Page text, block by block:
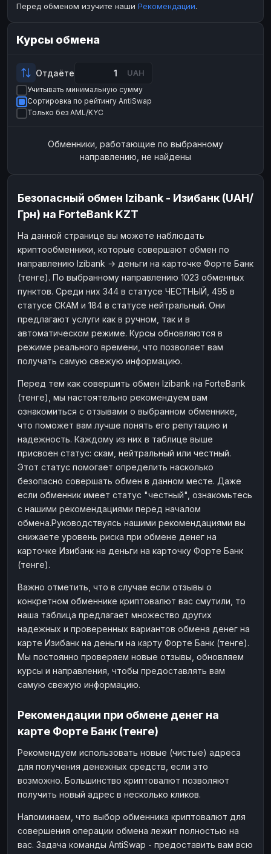
Payoneer USD
ЮMoney RUB
Payoneer
ЮMoney
БАЛАНСЫ КРИПТОБИРЖ
Binance
RUB СБЕР
ДЕНЕЖНЫЕ ПЕРЕВОДЫ
ЗК USD
USD
ЗК USD
НАЛИЧНЫЕ ДЕНЬГИ
Наличные RUB
Наличные USD
Наличные KZT
Наличные
Наличные
Наличные
Перед обменом изучите наши Рекомендации.
Курсы обмена
Отдаёте UAH
Учитывать минимальную сумму
Сортировка по рейтингу AntiSwap
Только без AML/KYC
Обменники, работающие по выбранному
направлению, не найдены
Безопасный обмен Izibank - Изибанк (UAH/
Грн) на ForteBank KZT
На данной странице вы можете наблюдать
криптообменники, которые совершают обмен по
направлению Izibank → деньги на карточке Форте Банк
(тенге). По выбранному направлению 1023 обменных
пунктов. Среди них 344 в статусе ЧЕСТНЫЙ, 495 в
статусе СКАМ и 184 в статусе нейтральный. Они
предлагают услуги как в ручном, так и в
автоматическом режиме. Курсы обновляются в
режиме реального времени, что позволяет вам
получать самую свежую информацию.
Перед тем как совершить обмен Izibank на ForteBank
(тенге), мы настоятельно рекомендуем вам
ознакомиться с отзывами о выбранном обменнике,
что поможет вам лучше понять его репутацию и
надежность. Каждому из них в таблице выше
присвоен статус: скам, нейтральный или честный.
Этот статус помогает определить насколько
безопасно совершать обмен в данном месте. Даже
если обменник имеет статус "честный", ознакомьтесь
с нашими рекомендациями перед началом
обмена.Руководствуясь нашими рекомендациями вы
снижаете уровень риска при обмене денег на
карточке Изибанк на деньги на карточку Форте Банк
(тенге).
Важно отметить, что в случае если отзывы о
конкретном обменнике криптовалют вас смутили, то
наша таблица предлагает множество других
надежных и проверенных вариантов обмена денег на
карте Изибанк на деньги на карту Форте Банк (тенге).
Мы постоянно проверяем новые отзывы, обновляем
курсы и направления, чтобы предоставлять вам
самую свежую информацию.
Рекомендации при обмене денег на
карте Форте Банк (тенге)
Рекомендуем использовать новые (чистые) адреса
для получения денежных средств, если это
возможно. Большинство криптовалют позволяют
получить новый адрес в несколько кликов.
Напоминаем, что выбор обменника криптовалют для
совершения операции обмена лежит полностью на
вас. Задача команды AntiSwap - предоставить вам всю